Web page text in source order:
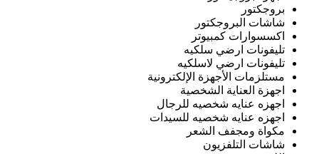
بروجكتور
شاشات البروجكتور
اكسسوارات كمبيوتر
تليفونات ارضي سلكيه
تليفونات ارضي لاسلكيه
مستلزمات الأجهزة الإلكترونية
اجهزة العناية الشخصية
اجهزه عنايه شخصيه للرجال
اجهزه عنايه شخصيه للسيدات
مكواة ومجفف الشعر
شاشات التلفزيون